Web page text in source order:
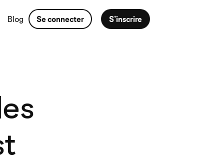
Blog Se connecter S’inscrire